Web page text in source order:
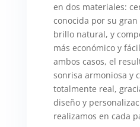
en dos materiales:
conocida por su
brillo natural, y
más económico y
ambos casos, el
sonrisa armoniosa y
totalmente real,
diseño y
realizamos en cada